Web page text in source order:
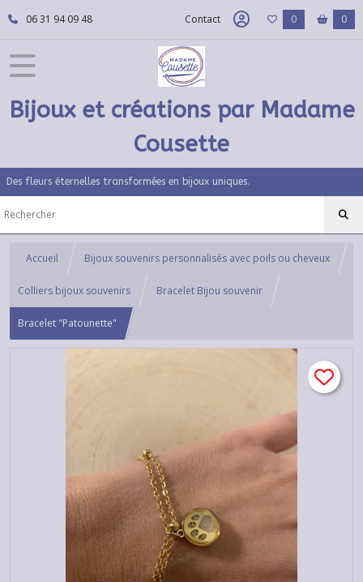
06 31 94 09 48 Contact 0 0
Bijoux et créations par Madame
Cousette
Des fleurs éternelles transformées en bijoux uniques.
Accueil Bijoux souvenirs personnalisés avec poils ou cheveux
Colliers bijoux souvenirs Bracelet Bijou souvenir
Bracelet "Patounette"